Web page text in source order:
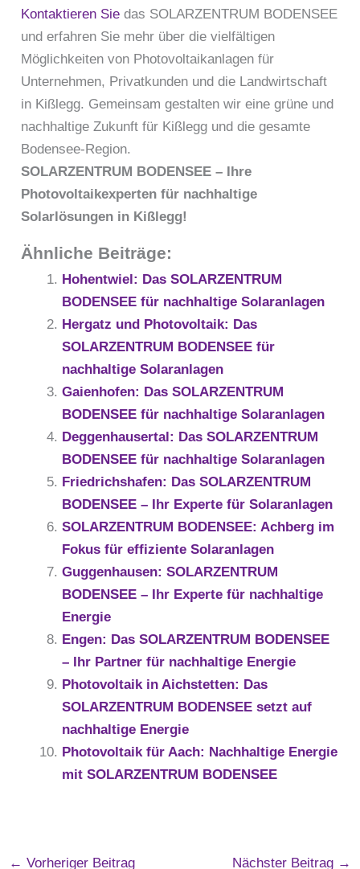
Kontaktieren Sie das SOLARZENTRUM BODENSEE
und erfahren Sie mehr über die vielfältigen
Möglichkeiten von Photovoltaikanlagen für
Unternehmen, Privatkunden und die Landwirtschaft
in Kißlegg. Gemeinsam gestalten wir eine grüne und
nachhaltige Zukunft für Kißlegg und die gesamte
Bodensee-Region.
SOLARZENTRUM BODENSEE – Ihre
Photovoltaikexperten für nachhaltige
Solarlösungen in Kißlegg!
Ähnliche Beiträge:
Hohentwiel: Das SOLARZENTRUM
BODENSEE für nachhaltige Solaranlagen
Hergatz und Photovoltaik: Das
SOLARZENTRUM BODENSEE für
nachhaltige Solaranlagen
Gaienhofen: Das SOLARZENTRUM
BODENSEE für nachhaltige Solaranlagen
Deggenhausertal: Das SOLARZENTRUM
BODENSEE für nachhaltige Solaranlagen
Friedrichshafen: Das SOLARZENTRUM
BODENSEE – Ihr Experte für Solaranlagen
SOLARZENTRUM BODENSEE: Achberg im
Fokus für effiziente Solaranlagen
Guggenhausen: SOLARZENTRUM
BODENSEE – Ihr Experte für nachhaltige
Energie
Engen: Das SOLARZENTRUM BODENSEE
– Ihr Partner für nachhaltige Energie
Photovoltaik in Aichstetten: Das
SOLARZENTRUM BODENSEE setzt auf
nachhaltige Energie
Photovoltaik für Aach: Nachhaltige Energie
mit SOLARZENTRUM BODENSEE
← Vorheriger Beitrag Nächster Beitrag →